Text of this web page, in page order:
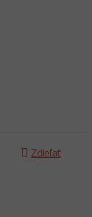
Zdieľať